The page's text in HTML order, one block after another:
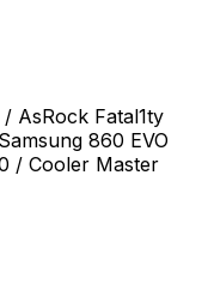
AsRock Fatal1ty
860 EVO
/ Cooler Master